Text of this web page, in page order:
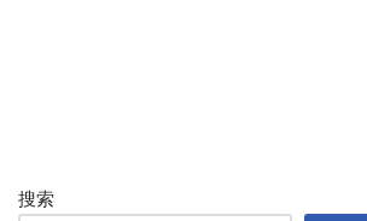
搜索